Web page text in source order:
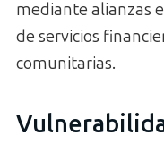
mediante alianzas
de servicios
comunitarias.